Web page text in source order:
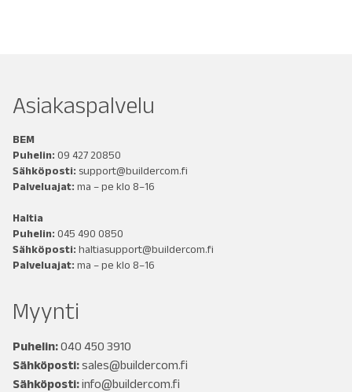
Asiakaspalvelu
BEM
Puhelin: 09 427 20850
Sähköposti: support@buildercom.fi
Palveluajat: ma – pe klo 8–16
Haltia
Puhelin: 045 490 0850
Sähköposti: haltiasupport@buildercom.fi
Palveluajat: ma – pe klo 8–16
Myynti
Puhelin:040 450 3910
Sähköposti:sales@buildercom.fi
Sähköposti:info@buildercom.fi